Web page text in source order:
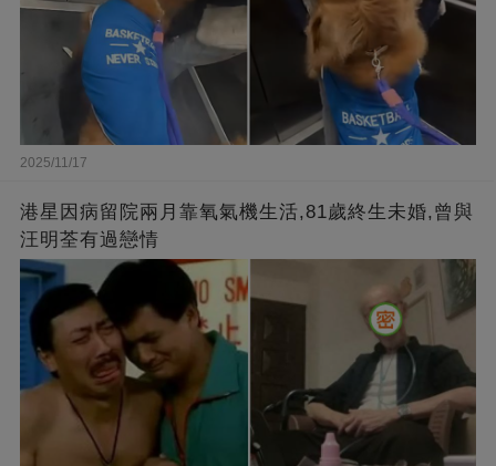
2025/11/17
港星因病留院兩月靠氧氣機生活,81歲終生未婚,曾與
汪明荃有過戀情